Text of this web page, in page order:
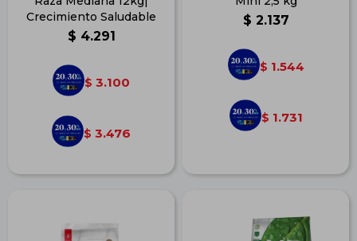
Crecimiento Saludable
$ 4.291
$ 3.100
$ 3.476
$ 2.137
$ 1.544
$ 1.731